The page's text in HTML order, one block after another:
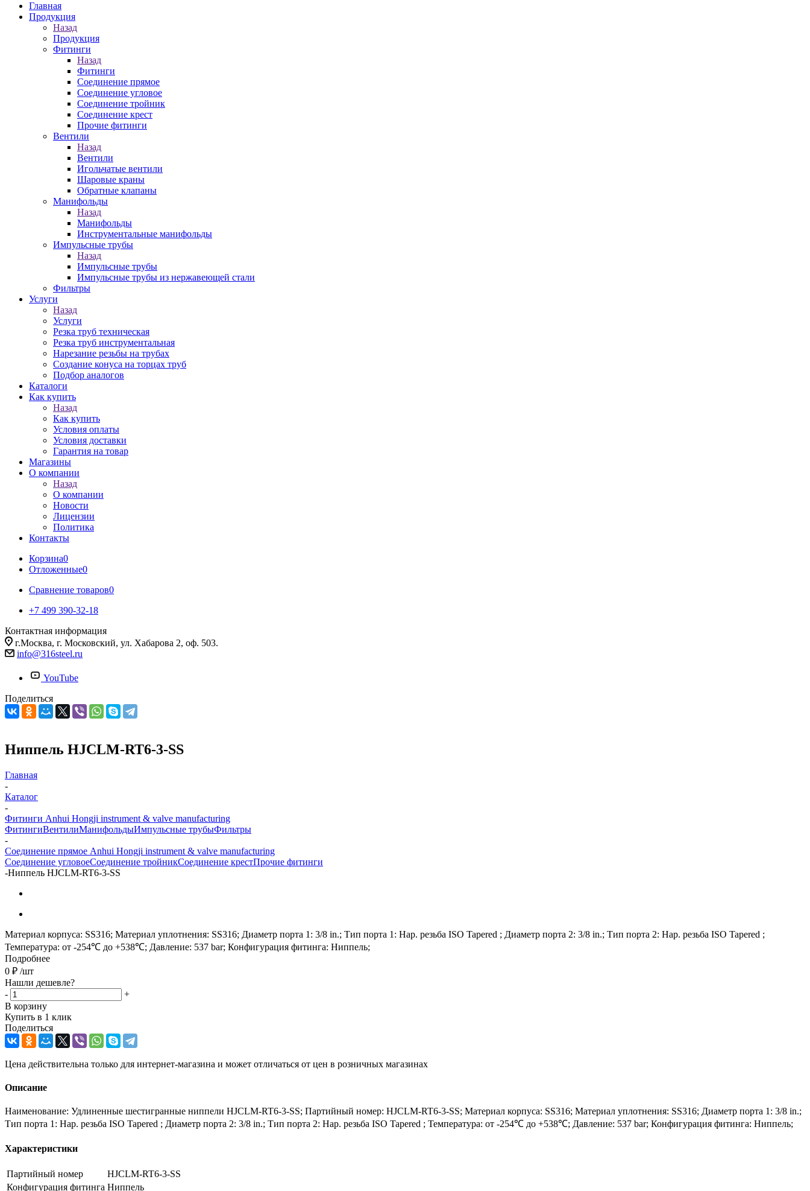
Главная
Продукция
Назад
Продукция
Фитинги
Назад
Фитинги
Соединение прямое
Соединение угловое
Соединение тройник
Соединение крест
Прочие фитинги
Вентили
Назад
Вентили
Игольчатые вентили
Шаровые краны
Обратные клапаны
Манифольды
Назад
Манифольды
Инструментальные манифольды
Импульсные трубы
Назад
Импульсные трубы
Импульсные трубы из нержавеющей стали
Фильтры
Услуги
Назад
Услуги
Резка труб техническая
Резка труб инструментальная
Нарезание резьбы на трубах
Создание конуса на торцах труб
Подбор аналогов
Каталоги
Как купить
Назад
Как купить
Условия оплаты
Условия доставки
Гарантия на товар
Магазины
О компании
Назад
О компании
Новости
Лицензии
Политика
Контакты
Корзина0
Отложенные0
Сравнение товаров0
+7 499 390-32-18
Контактная информация
г.Москва, г. Московский, ул. Хабарова 2, оф. 503.
info@316steel.ru
YouTube
Поделиться
Ниппель HJCLM-RT6-3-SS
Главная
-
Каталог
-
Фитинги Anhui Hongji instrument & valve manufacturing
ФитингиВентилиМанифольдыИмпульсные трубыФильтры
-
Соединение прямое Anhui Hongji instrument & valve manufacturing
Соединение угловоеСоединение тройникСоединение крестПрочие фитинги
-Ниппель HJCLM-RT6-3-SS
Материал корпуса: SS316; Материал уплотнения: SS316; Диаметр порта 1: 3/8 in.; Тип порта 1: Нар. резьба ISO Tapered ; Диаметр порта 2: 3/8 in.; Тип порта 2: Нар. резьба ISO Tapered ;
Температура: от -254℃ до +538℃; Давление: 537 bar; Конфигурация фитинга: Ниппель;
Подробнее
0 ₽ /шт
Нашли дешевле?
-
+
В корзину
Купить в 1 клик
Поделиться
Цена действительна только для интернет-магазина и может отличаться от цен в розничных магазинах
Описание
Наименование: Удлиненные шестигранные ниппели HJCLM-RT6-3-SS; Партийный номер: HJCLM-RT6-3-SS; Материал корпуса: SS316; Материал уплотнения: SS316; Диаметр порта 1: 3/8 in.;
Тип порта 1: Нар. резьба ISO Tapered ; Диаметр порта 2: 3/8 in.; Тип порта 2: Нар. резьба ISO Tapered ; Температура: от -254℃ до +538℃; Давление: 537 bar; Конфигурация фитинга: Ниппель;
Характеристики
Партийный номер
HJCLM-RT6-3-SS
Конфигурация фитинга Ниппель